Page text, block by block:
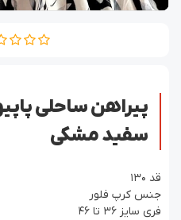
پیراهن ساحلی
سفید مشکی
قد ۱۳۰
جنس کرپ فلور
فری سایز ۳۶ تا ۴۶